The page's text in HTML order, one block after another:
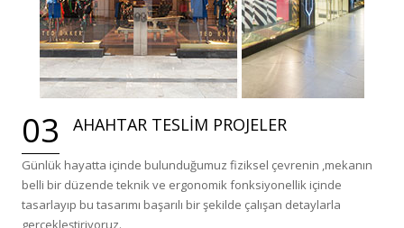
03 AHAHTAR TESLİM PROJELER
Günlük hayatta içinde bulunduğumuz fiziksel çevrenin ,mekanın
belli bir düzende teknik ve ergonomik fonksiyonellik içinde
tasarlayıp bu tasarımı başarılı bir şekilde çalışan detaylarla
gerçekleştiriyoruz.